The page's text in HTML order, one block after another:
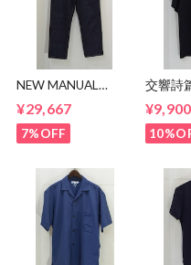
NEW MANUAL
JEANS
¥29,667
7%OFF
交響詩
MOSH
TEE
¥9,900